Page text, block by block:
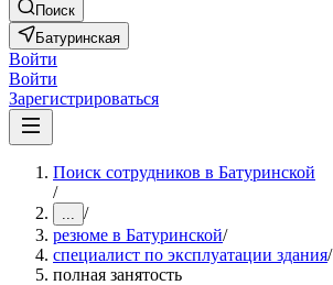
Поиск
Батуринская
Войти
Войти
Зарегистрироваться
Поиск сотрудников в Батуринской
/
... /
резюме в Батуринской/
специалист по эксплуатации здания/
полная занятость